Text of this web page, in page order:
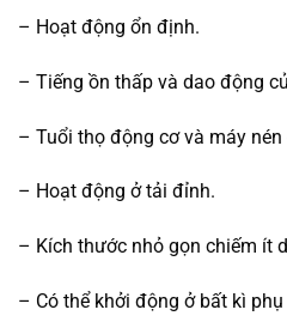
– Hoạt động ổn định.
– Tiếng ồn thấp và dao động
– Tuổi thọ động cơ và máy nén
– Hoạt động ở tải đỉnh.
– Kích thước nhỏ gọn chiếm ít
– Có thể khởi động ở bất kì